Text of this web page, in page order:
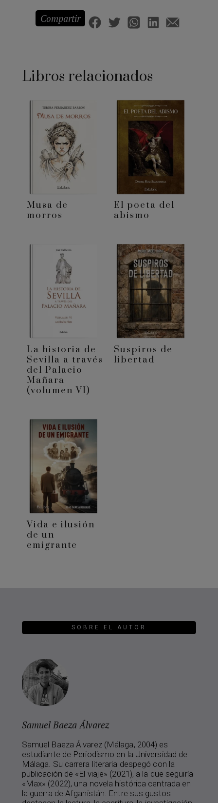
SOBRE EL AUTOR
Samuel Baeza Álvarez
Samuel Baeza Álvarez (Málaga, 2004) es
estudiante de Periodismo en la Universidad de
Málaga. Su carrera literaria despegó con la
publicación de «El viaje» (2021), a la que seguiría
«Max» (2022), una novela histórica centrada en
la guerra de Afganistán. Entre sus gustos
Compartir
Libros relacionados
Musa de
morros
El poeta del
abismo
La historia de
Sevilla a través
del Palacio
Mañara
(volumen VI)
Suspiros de
libertad
Vida e ilusión
de un
emigrante